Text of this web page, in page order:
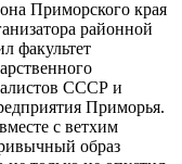
Приморского края
районной
факультет
СССР и
Приморья.
с ветхим
образ